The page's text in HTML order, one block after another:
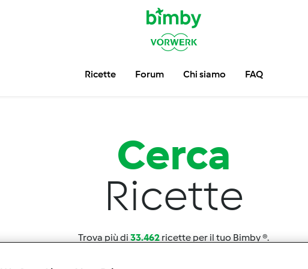
Ricette Forum Chi siamo FAQ
Cerca
Ricette
Trova più di 33.462 ricette per il tuo Bimby ®.